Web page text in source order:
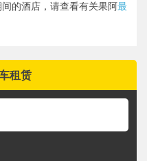
的酒店，请查看有关果阿最
租赁